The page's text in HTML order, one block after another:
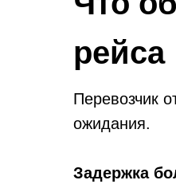
рейса
Перевозчик
ожидания.
Задержка